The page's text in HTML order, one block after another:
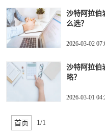
沙特阿拉伯
么选？
2026-03-02
沙特阿拉伯
略？
2026-03-01
首页 1/1